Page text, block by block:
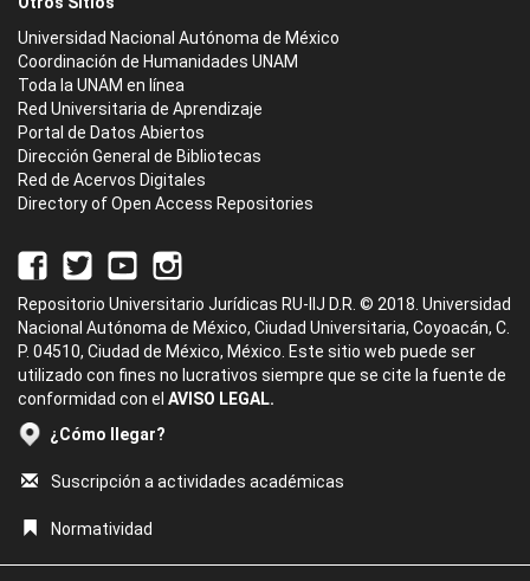
Universidad Nacional Autónoma de México
Coordinación de Humanidades UNAM
Toda la UNAM en línea
Red Universitaria de Aprendizaje
Portal de Datos Abiertos
Dirección General de Bibliotecas
Red de Acervos Digitales
Directory of Open Access Repositories
Repositorio Universitario Jurídicas RU-IIJ D.R. © 2018. Universidad
Nacional Autónoma de México, Ciudad Universitaria, Coyoacán, C.
P. 04510, Ciudad de México, México. Este sitio web puede ser
utilizado con fines no lucrativos siempre que se cite la fuente de
conformidad con el AVISO LEGAL.
¿Cómo llegar?
Suscripción a actividades académicas
Normatividad